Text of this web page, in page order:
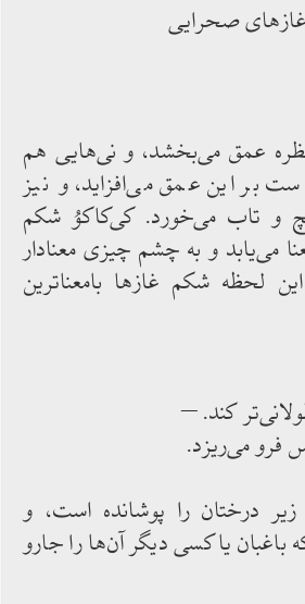
صحرایی
عمق ‌‌می‌‌بخشد، و نی‌‌هایی هم
بر این عمق می‌‌افزاید، و نیز
و تاب می‌‌خورد. كی‌‌كاكوُ شكم
می‌‌یابد و به چشم چیزی معنادار
لحظه شكم غازها بامعناترین
كند. –
فرو می‌‌ریزد.
درختان را پوشانده ‌‌است، و
یا كسی دیگر آن‌‌ها را جارو